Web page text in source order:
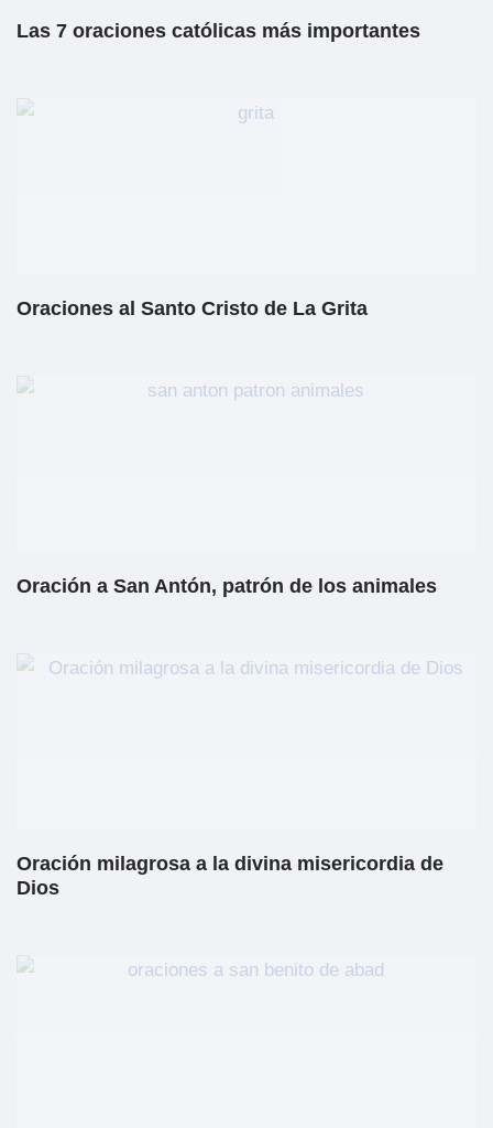
Las 7 oraciones católicas más importantes
Oraciones al Santo Cristo de La Grita
Oración a San Antón, patrón de los animales
Oración milagrosa a la divina misericordia de
Dios